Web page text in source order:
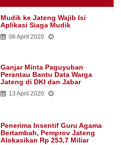
Mudik ke Jateng Wajib Isi
Aplikasi Siaga Mudik
06 April 2020
Ganjar Minta Paguyuban
Perantau Bantu Data Warga
Jateng di DKI dan Jabar
13 April 2020
Penerima Insentif Guru Agama
Bertambah, Pemprov Jateng
Alokasikan Rp 253,7 Miliar